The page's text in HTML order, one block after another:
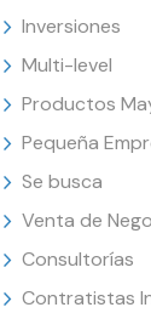
Inversiones
Multi-level
Productos
Pequeña
Se busca
Venta de
Consultorías
Contratistas